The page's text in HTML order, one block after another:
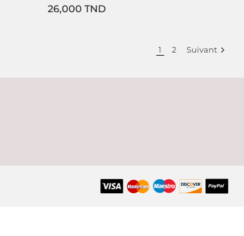
26,000 TNDPrix
1 2 Suivant